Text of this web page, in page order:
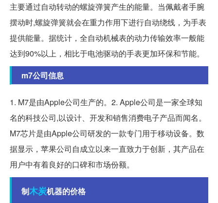
主要通过自动转动的螺旋弹簧产生的能量。当佩戴者手腕
摆动时,螺旋弹簧就会在重力作用下进行自动绕线，为手表
提供能量。据统计，全自动机械表的动力传输效率一般能
达到90%以上，相比于电池驱动的手表更加环保和节能。
m7公司信息
1. M7是由Apple公司生产的。2. Apple公司是一家全球知
名的科技公司,以设计、开发和销售消费电子产品而闻名。
M7芯片是由Apple公司研发的一款专门用于移动设备。数
据显示，苹果公司自成立以来一直致力于创新，其产品在
用户中有着良好的口碑和市场份额。
制木炭机器的价格